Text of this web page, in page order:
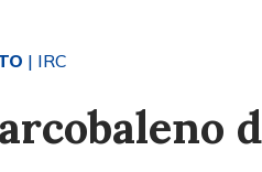
| IRC